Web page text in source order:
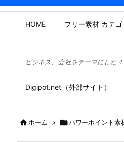
HOME フリー素材 カテ
ビジネス、会社をテーマにした
Digipot.net（外部サイト）
ホーム > パワーポイント素